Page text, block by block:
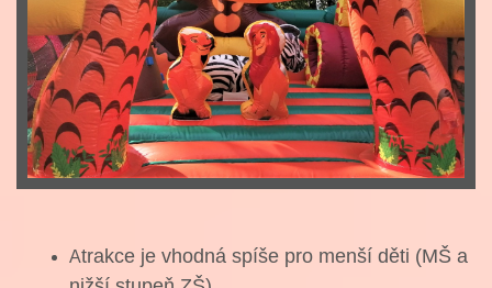
Atrakce je vhodná spíše pro menší děti (MŠ a